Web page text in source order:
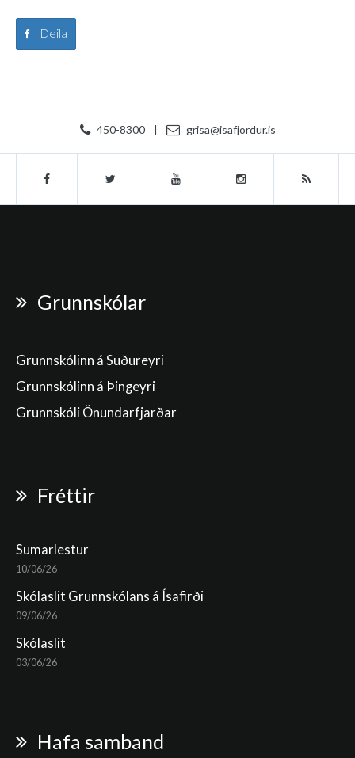
Deila
450-8300 | grisa@isafjordur.is
Grunnskólar
Grunnskólinn á Suðureyri
Grunnskólinn á Þingeyri
Grunnskóli Önundarfjarðar
Fréttir
Sumarlestur
10/06/26
Skólaslit Grunnskólans á Ísafirði
09/06/26
Skólaslit
03/06/26
Hafa samband